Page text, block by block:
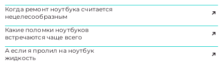
Когда ремонт ноутбука считается
нецелесообразным
Какие поломки ноутбуков
встречаются чаще всего
А если я пролил на ноутбук
жидкость